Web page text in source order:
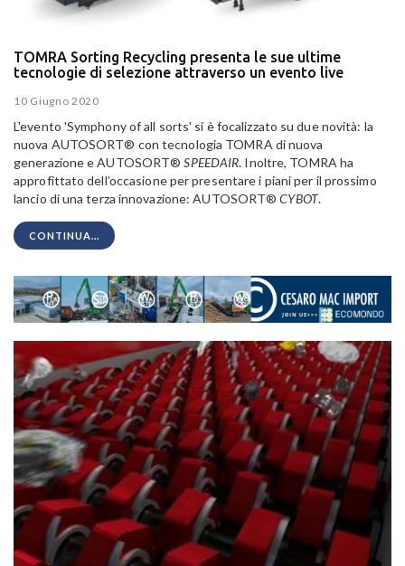
TOMRA Sorting Recycling presenta le sue ultime
tecnologie di selezione attraverso un evento live
10 Giugno 2020
L'evento 'Symphony of all sorts' si è focalizzato su due novità: la
nuova AUTOSORT® con tecnologia TOMRA di nuova
generazione e AUTOSORT®SPEEDAIR. Inoltre, TOMRA ha
approfittato dell’occasione per presentare i piani per il prossimo
lancio di una terza innovazione: AUTOSORT®CYBOT.
CONTINUA...